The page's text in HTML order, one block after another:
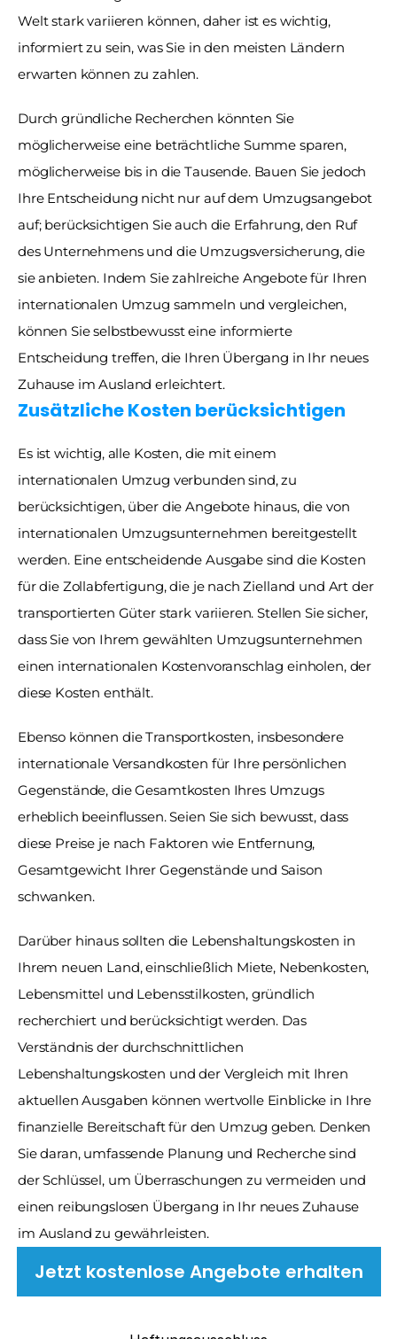
Welt stark variieren können, daher ist es wichtig,
informiert zu sein, was Sie in den meisten Ländern
erwarten können zu zahlen.
Durch gründliche Recherchen könnten Sie
möglicherweise eine beträchtliche Summe sparen,
möglicherweise bis in die Tausende. Bauen Sie jedoch
Ihre Entscheidung nicht nur auf dem Umzugsangebot
auf; berücksichtigen Sie auch die Erfahrung, den Ruf
des Unternehmens und die Umzugsversicherung, die
sie anbieten. Indem Sie zahlreiche Angebote für Ihren
internationalen Umzug sammeln und vergleichen,
können Sie selbstbewusst eine informierte
Entscheidung treffen, die Ihren Übergang in Ihr neues
Zuhause im Ausland erleichtert.
Zusätzliche Kosten berücksichtigen
Es ist wichtig, alle Kosten, die mit einem
internationalen Umzug verbunden sind, zu
berücksichtigen, über die Angebote hinaus, die von
internationalen Umzugsunternehmen bereitgestellt
werden. Eine entscheidende Ausgabe sind die Kosten
für die Zollabfertigung, die je nach Zielland und Art der
transportierten Güter stark variieren. Stellen Sie sicher,
dass Sie von Ihrem gewählten Umzugsunternehmen
einen internationalen Kostenvoranschlag einholen, der
diese Kosten enthält.
Ebenso können die Transportkosten, insbesondere
internationale Versandkosten für Ihre persönlichen
Gegenstände, die Gesamtkosten Ihres Umzugs
erheblich beeinflussen. Seien Sie sich bewusst, dass
diese Preise je nach Faktoren wie Entfernung,
Gesamtgewicht Ihrer Gegenstände und Saison
schwanken.
Darüber hinaus sollten die Lebenshaltungskosten in
Ihrem neuen Land, einschließlich Miete, Nebenkosten,
Lebensmittel und Lebensstilkosten, gründlich
recherchiert und berücksichtigt werden. Das
Verständnis der durchschnittlichen
Lebenshaltungskosten und der Vergleich mit Ihren
aktuellen Ausgaben können wertvolle Einblicke in Ihre
finanzielle Bereitschaft für den Umzug geben. Denken
Sie daran, umfassende Planung und Recherche sind
der Schlüssel, um Überraschungen zu vermeiden und
einen reibungslosen Übergang in Ihr neues Zuhause
im Ausland zu gewährleisten.
Jetzt kostenlose Angebote erhalten